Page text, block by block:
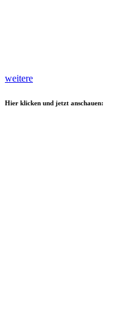
weitere
Hier klicken und jetzt anschauen: